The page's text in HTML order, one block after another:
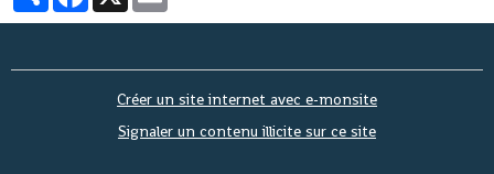
Créer un site internet avec e-monsite
Signaler un contenu illicite sur ce site